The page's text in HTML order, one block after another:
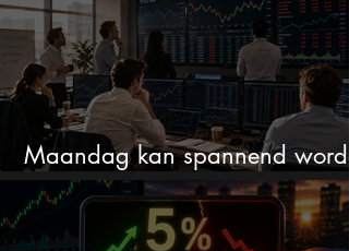
Maandag kan spannend
dit zijn 3 dingen om op te letten